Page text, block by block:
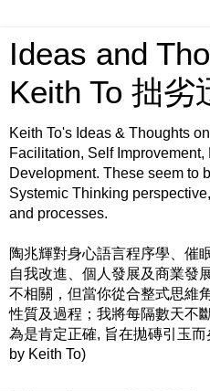
Ideas and
Keith To 拙劣
Keith To's Ideas & Thoughts
Facilitation, Self
Development. These seem to
Systemic Thinking
and processes.
陶兆輝對身心語言程序學、催
自我改進、個人發展及商業發
不相關，但當你從合整式思維
性質及過程；我將每隔數天不
為是肯定正確, 旨在拋磚引玉
by Keith To)